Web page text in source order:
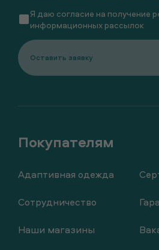
Адаптивная одежда
Сотрудничество
Наши магазины
Я даю согласие на получение
информационных рассылок
Оставить заявку